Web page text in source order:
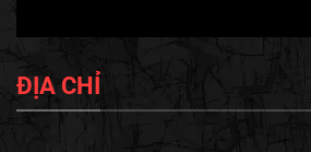
ĐỊA CHỈ